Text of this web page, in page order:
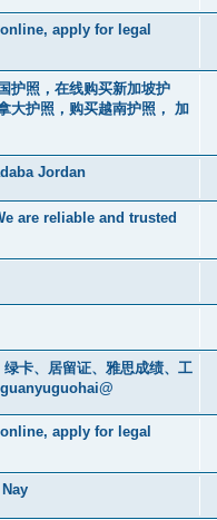
online, apply for legal
护照，在线购买新加坡护
大护照，购买越南护照， 加
Jordan
are reliable and trusted
卡、居留证、雅思成绩、工
online, apply for legal